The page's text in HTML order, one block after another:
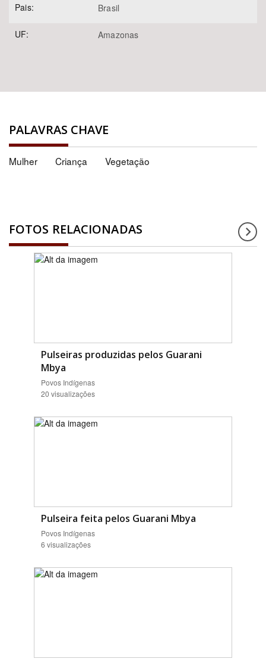
Pais: Brasil
UF: Amazonas
PALAVRAS CHAVE
Mulher Criança Vegetação
FOTOS RELACIONADAS
Pulseiras produzidas pelos Guarani
Mbya
Povos Indígenas
20 visualizações
Pulseira feita pelos Guarani Mbya
Povos Indígenas
6 visualizações